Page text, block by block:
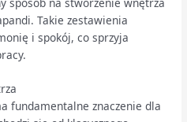
Takie zestawienia
i spokój, co sprzyja
fundamentalne znaczenie dla